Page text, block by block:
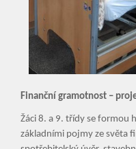
Finanční gramotnost –
Žáci 8. a 9. třídy se formou
základními pojmy ze světa